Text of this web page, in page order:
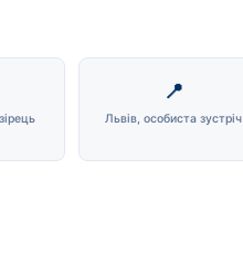
📍
Львів, особиста зустріч